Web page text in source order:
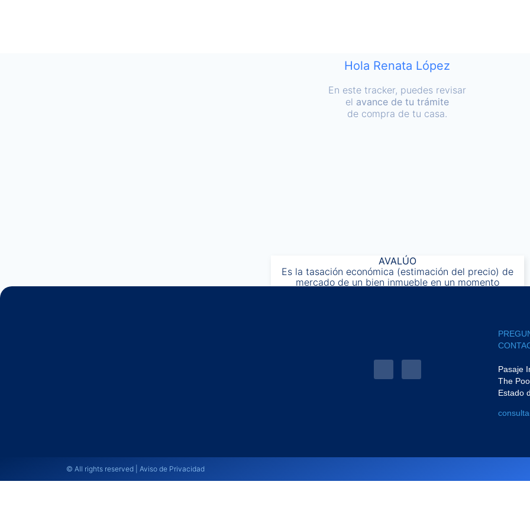
Hola Renata López
En este tracker, puedes revisar
el avance de tu trámite
de compra de tu casa.
AVALÚO
Es la tasación económica (estimación del precio) de
mercado de un bien inmueble en un momento
Pasaje
The
Estado
© All rights reserved | Aviso de Privacidad